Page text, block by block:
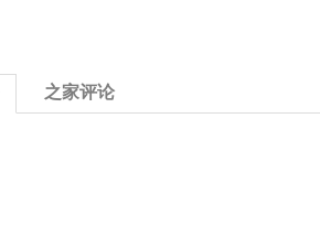
之家评论